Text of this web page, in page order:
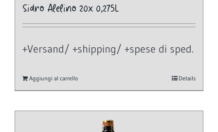
Sidro Alelino 20x 0,275L
+Versand/ +shipping/ +spese di sped.
Aggiungi al carrello Details